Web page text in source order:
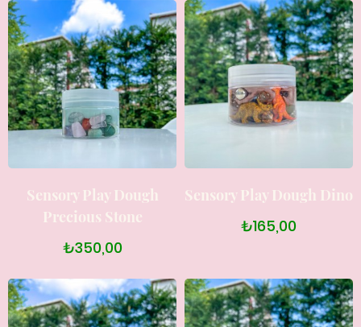
Sensory Play Dough
Precious Stone
₺350,00
Sensory Play Dough Dino
₺165,00